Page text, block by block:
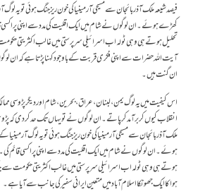
فیصد شیعہ ملک آذربائجان سے مسیحی آرمینیا کی خون ریز جنگ ہوئی تو یہ
کھڑے ہوئے۔ ان لوگوں نے شام میں ایک اقلیت کی مدد سے اپنی پراکسی
تحلیل ہوتے ہی وہی ٹولہ اب اسرائیلی سرپرستی میں غالب اکثریتی
آیت اللہ حضرات سے اپنی فکری قربت کے باوجود کہنا پڑتا ہے کہ ان
ان گنت ہیں۔
اس کیفیت میں یہ لوگ یمن، لبنان، عراق، بحرین، شام اور دیگر پڑوسی
ملک آذربائجان سے مسیحی آرمینیا کی خون ریز جنگ ہوئی تو یہ لوگ
ہوئے۔ ان لوگوں نے شام میں ایک اقلیت کی مدد سے اپنی پراکسی قائم
ہوتے ہی وہی ٹولہ اب اسرائیلی سرپرستی میں غالب اکثریتی حکومت
ہوا کا ایک جھونکا اسلام آباد میں متعین ایرانی سفیر کی جانب سے آیا ہے۔